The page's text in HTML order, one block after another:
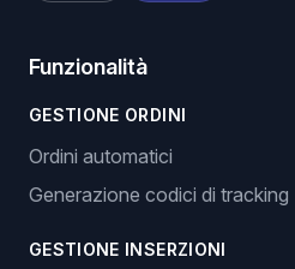
Funzionalità
GESTIONE ORDINI
Ordini automatici
Generazione codici di tracking
GESTIONE INSERZIONI